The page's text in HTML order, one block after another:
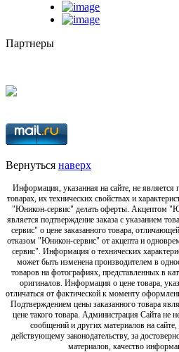
Партнеры
Вернуться наверх
Информация, указанная на сайте, не
товарах, их технических свойствах и
"Юникон-сервис" делать оферты. Акцептом
является подтверждение заказа с указанием
сервис" о цене заказанного товара,
отказом "Юникон-сервис" от акцепта и
сервис". Информация о технических
может быть изменена производителем в
товаров на фотографиях, представленных в
оригиналов. Информация о цене товара,
отличаться от фактической к моменту
Подтверждением цены заказанного товара
цене такого товара. Администрация Сайта не
сообщений и других материалов на
действующему законодательству, за
материалов, качество